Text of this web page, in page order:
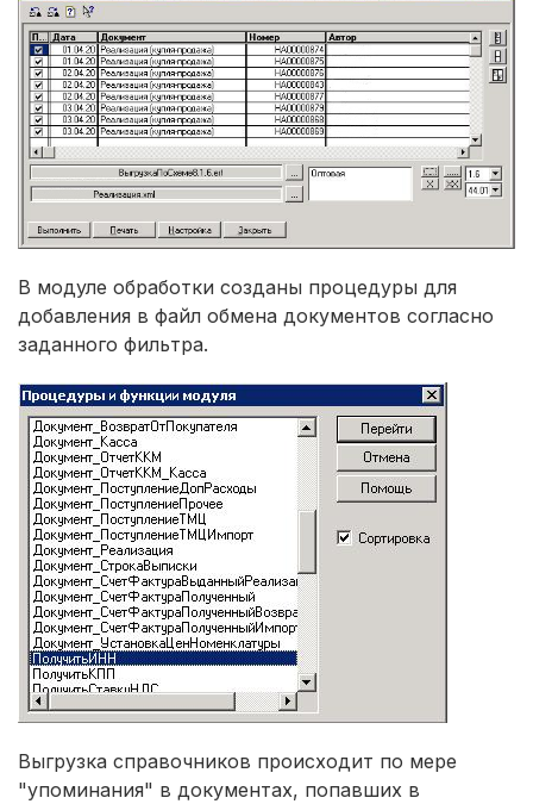
В модуле обработки созданы процедуры для
добавления в файл обмена документов согласно
заданного фильтра.
Выгрузка справочников происходит по мере
"упоминания" в документах, попавших в